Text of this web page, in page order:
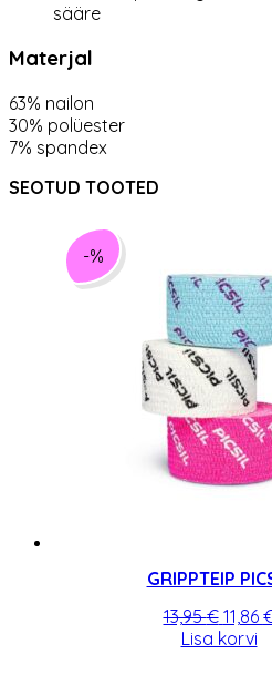
sääre
Materjal
63% nailon
30% polüester
7% spandex
SEOTUD TOOTED
-%
GRIPPTEIP
13,95€ Algne
hind
11,86
Lisa korvi